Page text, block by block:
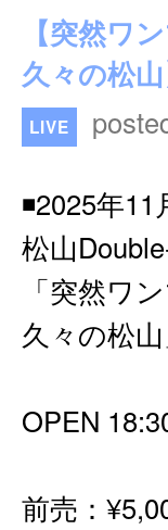
【突然ワ
久々の松山
LIVE
◾️2025年
松山
「突然ワ
久々の松山
OPEN
前売：